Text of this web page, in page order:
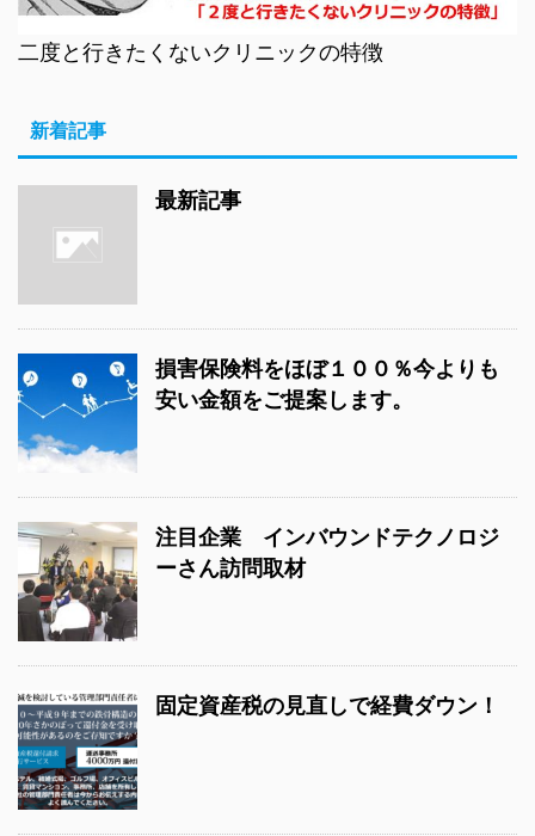
二度と行きたくないクリニックの特徴
新着記事
最新記事
損害保険料をほぼ１００％今よりも
安い金額をご提案します。
注目企業 インバウンドテクノロジ
ーさん訪問取材
固定資産税の見直しで経費ダウン！